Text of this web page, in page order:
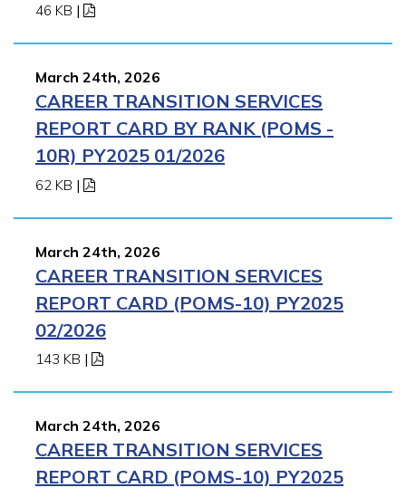
46 KB |
March 24th, 2026
CAREER TRANSITION SERVICES
REPORT CARD BY RANK (POMS -
10R) PY2025 01/2026
62 KB |
March 24th, 2026
CAREER TRANSITION SERVICES
REPORT CARD (POMS-10) PY2025
02/2026
143 KB |
March 24th, 2026
CAREER TRANSITION SERVICES
REPORT CARD (POMS-10) PY2025